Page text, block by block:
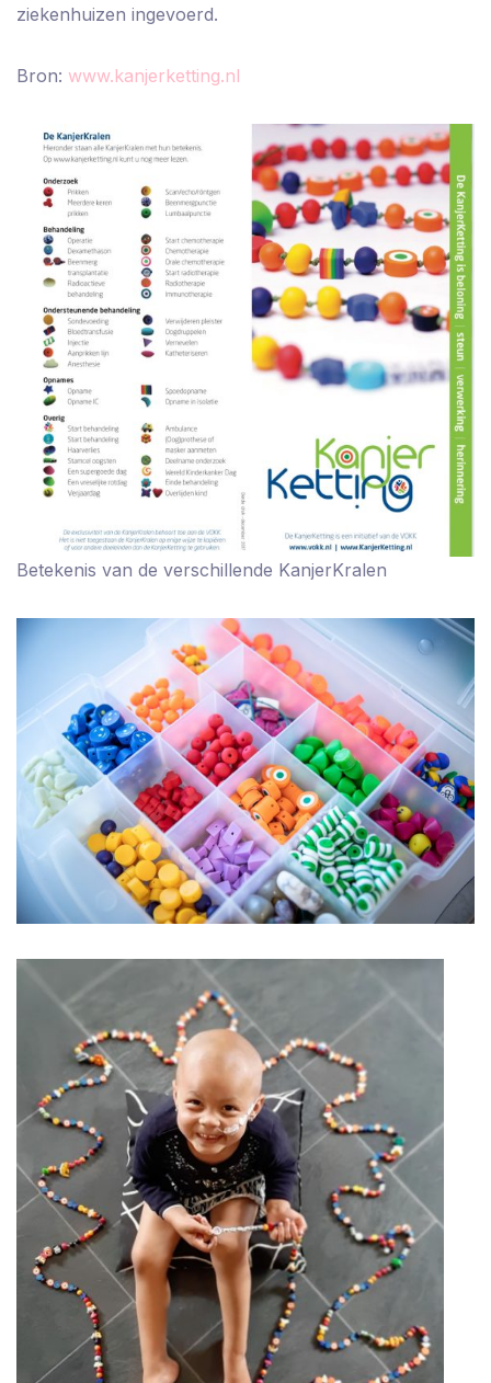
ziekenhuizen ingevoerd.
Bron: www.kanjerketting.nl
Betekenis van de verschillende KanjerKralen